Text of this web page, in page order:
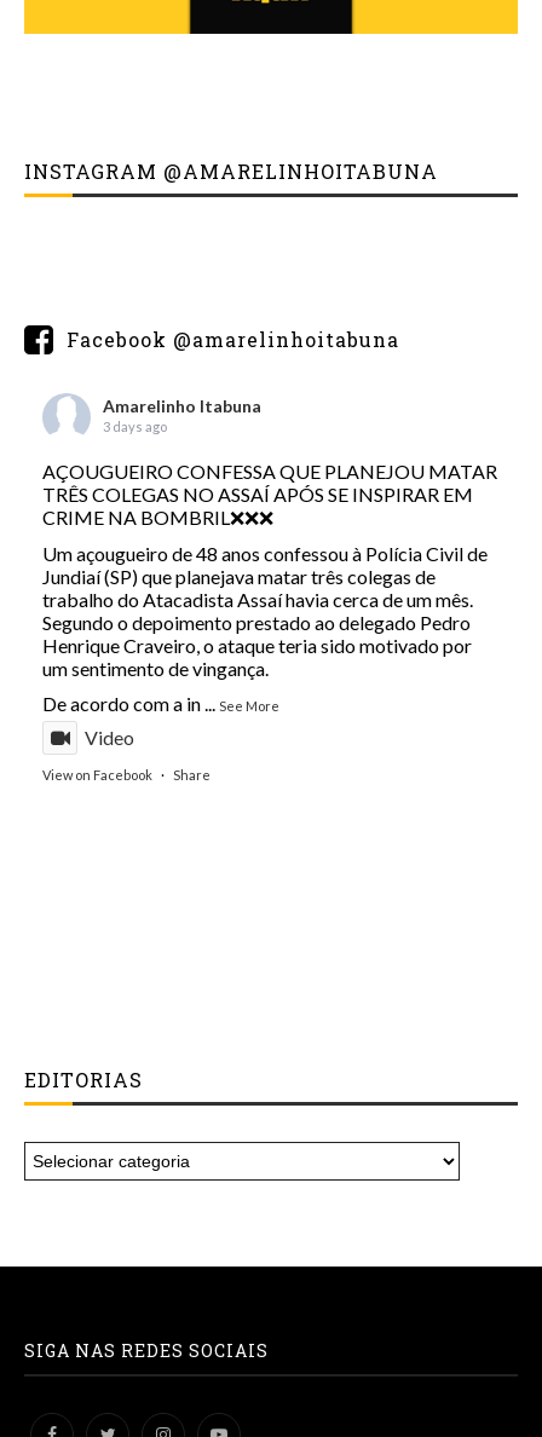
INSTAGRAM @AMARELINHOITABUNA
Facebook @amarelinhoitabuna
Amarelinho Itabuna
3 days ago
AÇOUGUEIRO CONFESSA QUE PLANEJOU MATAR
TRÊS COLEGAS NO ASSAÍ APÓS SE INSPIRAR EM
CRIME NA BOMBRIL❌❌❌
Um açougueiro de 48 anos confessou à Polícia Civil de
Jundiaí (SP) que planejava matar três colegas de
trabalho do Atacadista Assaí havia cerca de um mês.
Segundo o depoimento prestado ao delegado Pedro
Henrique Craveiro, o ataque teria sido motivado por
um sentimento de vingança.
De acordo com a in
See More
Video
View on Facebook · Share
EDITORIAS
SIGA NAS REDES SOCIAIS